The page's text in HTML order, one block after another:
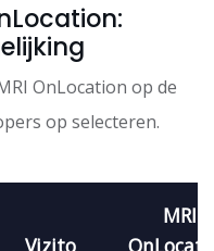
OnLocation op de
op selecteren.
Vizito
MRI